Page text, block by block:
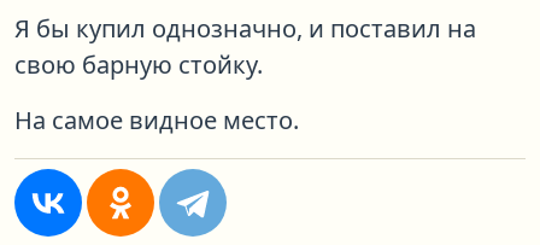
Я бы купил однозначно, и поставил на
свою барную стойку.
На самое видное место.